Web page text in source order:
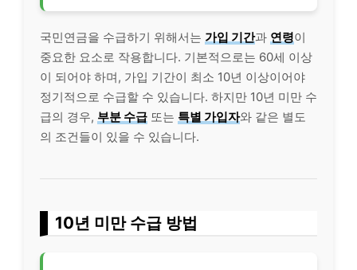
국민연금을 수급하기 위해서는 가입 기간과 연령이
중요한 요소로 작용합니다. 기본적으로는 60세 이상
이 되어야 하며, 가입 기간이 최소 10년 이상이어야
정기적으로 수급할 수 있습니다. 하지만 10년 미만 수
급의 경우, 부분 수급 또는 특별 가입자와 같은 별도
의 조건들이 있을 수 있습니다.
10년 미만 수급 방법